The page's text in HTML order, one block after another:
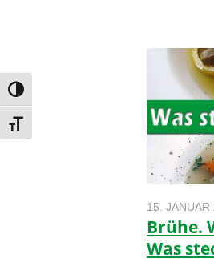
Umschalten auf hohe Kontraste
Schrift vergrößern
15. JANUAR
Brühe.
Was